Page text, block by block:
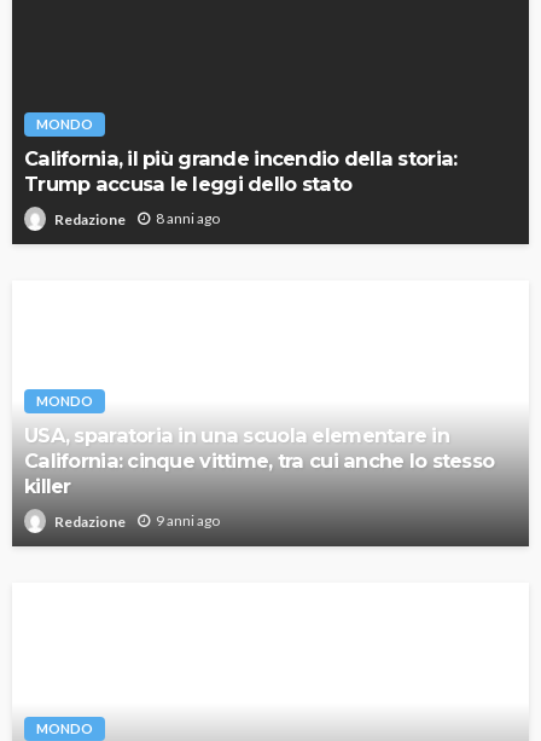
MONDO
California, il più grande incendio della storia:
Trump accusa le leggi dello stato
Redazione 8 anni ago
MONDO
USA, sparatoria in una scuola elementare in
California: cinque vittime, tra cui anche lo stesso
killer
Redazione 9 anni ago
MONDO